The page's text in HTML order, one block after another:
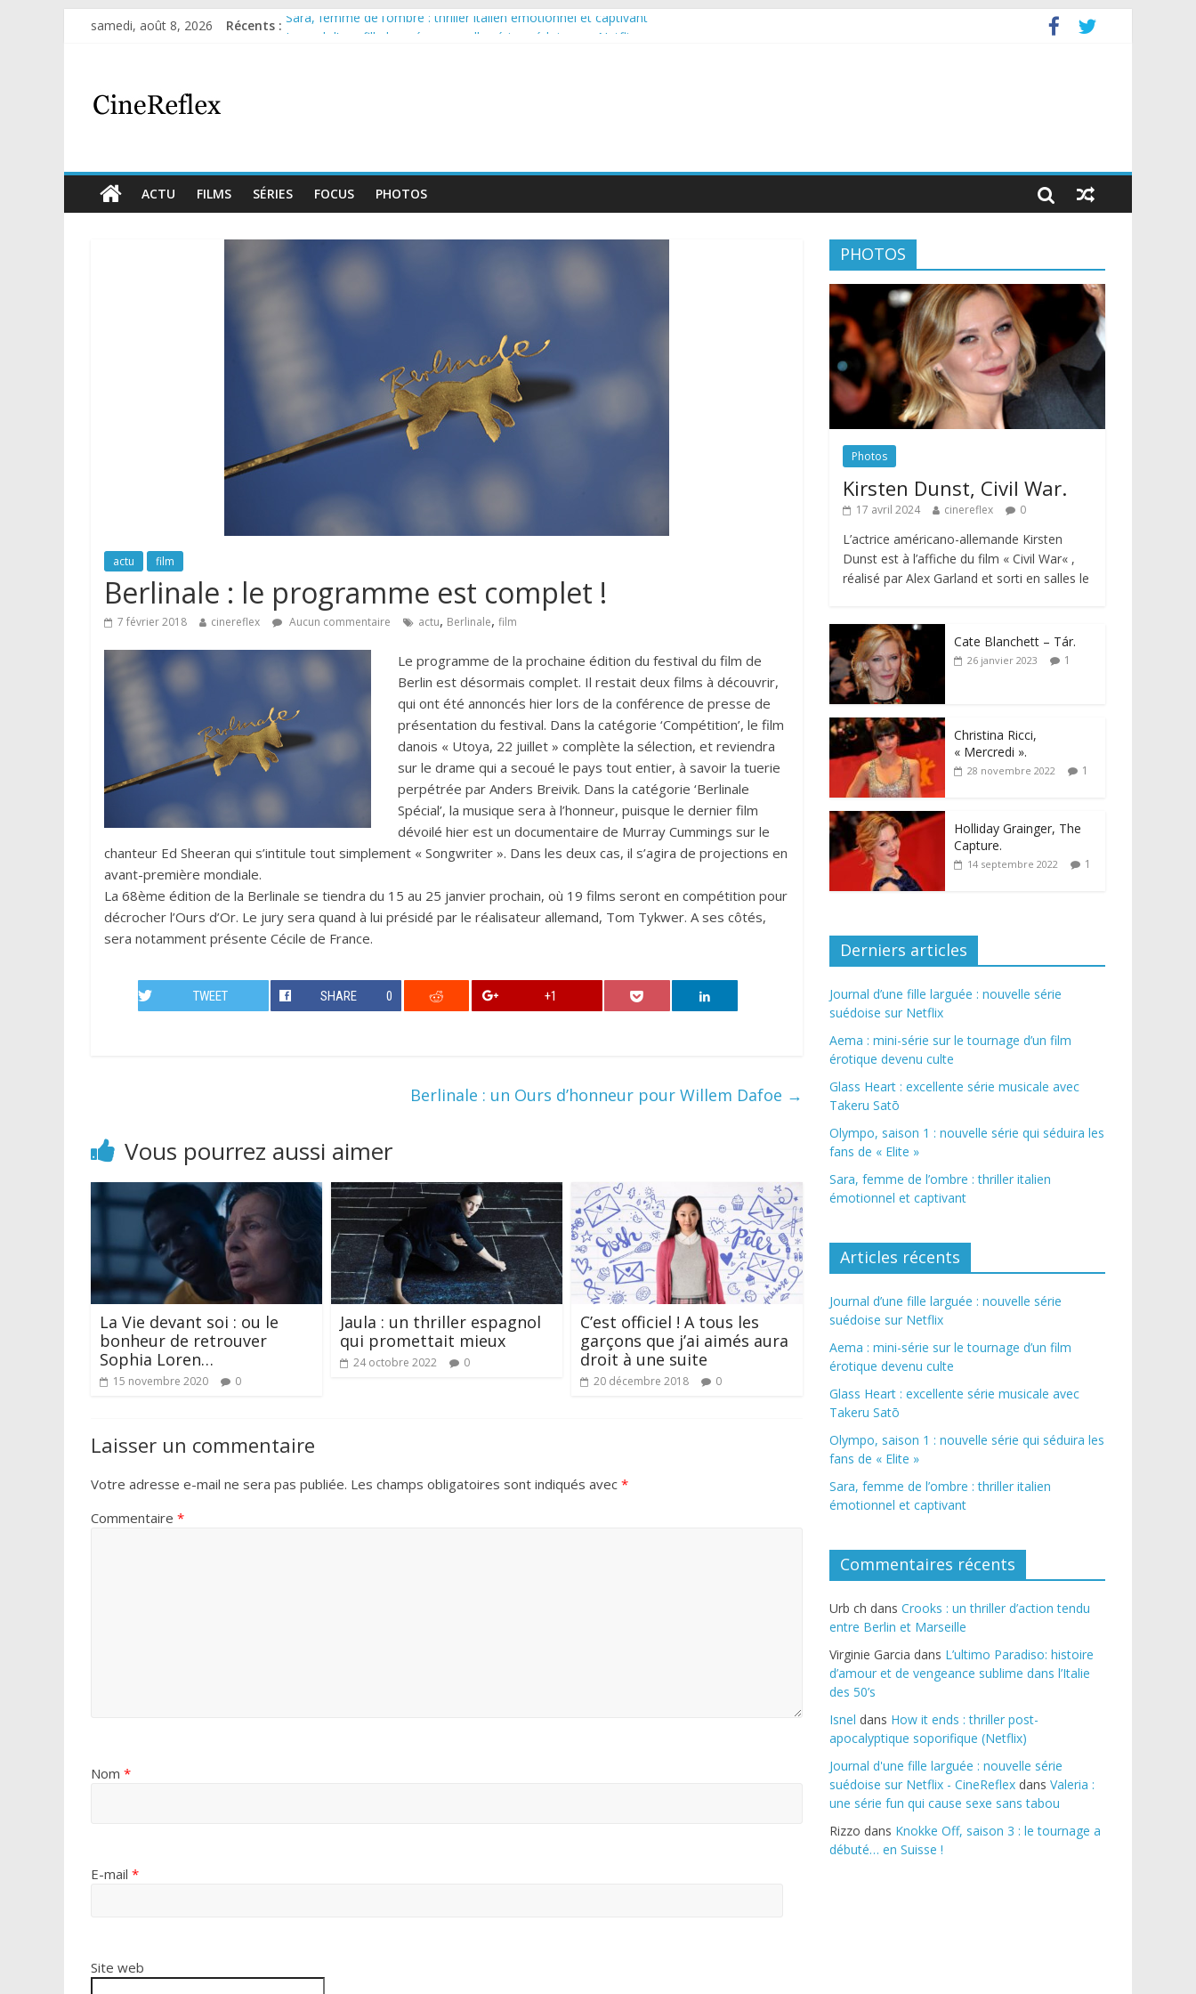
samedi, août 8, 2026 Récents : Sara, femme de l’ombre : thriller italien émotionnel et captivant
ACTU FILMS SÉRIES FOCUS PHOTOS
actu film
Berlinale : le programme est complet !
7 février 2018 cinereflex Aucun commentaire actu, Berlinale, film
Le programme de la prochaine édition du festival du film de
Berlin est désormais complet. Il restait deux films à découvrir,
qui ont été annoncés hier lors de la conférence de presse de
présentation du festival. Dans la catégorie ‘Compétition’, le film
danois « Utoya, 22 juillet » complète la sélection, et reviendra
sur le drame qui a secoué le pays tout entier, à savoir la tuerie
perpétrée par Anders Breivik. Dans la catégorie ‘Berlinale
Spécial’, la musique sera à l’honneur, puisque le dernier film
dévoilé hier est un documentaire de Murray Cummings sur le
chanteur Ed Sheeran qui s’intitule tout simplement « Songwriter ». Dans les deux cas, il s’agira de projections en
avant-première mondiale.
La 68ème édition de la Berlinale se tiendra du 15 au 25 janvier prochain, où 19 films seront en compétition pour
décrocher l’Ours d’Or. Le jury sera quand à lui présidé par le réalisateur allemand, Tom Tykwer. A ses côtés,
sera notamment présente Cécile de France.
TWEET SHARE 0 +1
Berlinale : un Ours d’honneur pour Willem Dafoe →
Vous pourrez aussi aimer
La Vie devant soi : ou le
bonheur de retrouver
Sophia Loren…
15 novembre 2020 0
Jaula : un thriller espagnol
qui promettait mieux
24 octobre 2022 0
C’est officiel ! A tous les
garçons que j’ai aimés aura
droit à une suite
20 décembre 2018 0
Laisser un commentaire
Votre adresse e-mail ne sera pas publiée. Les champs obligatoires sont indiqués avec *
Commentaire *
Nom *
E-mail *
Site web
PHOTOS
Photos
Kirsten Dunst, Civil War.
17 avril 2024 cinereflex 0
L’actrice américano-allemande Kirsten
Dunst est à l’affiche du film « Civil War« ,
réalisé par Alex Garland et sorti en salles le
Cate Blanchett – Tár.
26 janvier 2023 1
Christina Ricci,
« Mercredi ».
28 novembre 2022 1
Holliday Grainger, The
Capture.
14 septembre 2022 1
Derniers articles
Journal d’une fille larguée : nouvelle série
suédoise sur Netflix
Aema : mini-série sur le tournage d’un film
érotique devenu culte
Glass Heart : excellente série musicale avec
Takeru Satō
Olympo, saison 1 : nouvelle série qui séduira les
fans de « Elite »
Sara, femme de l’ombre : thriller italien
émotionnel et captivant
Articles récents
Journal d’une fille larguée : nouvelle série
suédoise sur Netflix
Aema : mini-série sur le tournage d’un film
érotique devenu culte
Glass Heart : excellente série musicale avec
Takeru Satō
Olympo, saison 1 : nouvelle série qui séduira les
fans de « Elite »
Sara, femme de l’ombre : thriller italien
émotionnel et captivant
Commentaires récents
Urb ch dans Crooks : un thriller d’action tendu
entre Berlin et Marseille
Virginie Garcia dans L’ultimo Paradiso: histoire
d’amour et de vengeance sublime dans l’Italie
des 50’s
Isnel dans How it ends : thriller post-
apocalyptique soporifique (Netflix)
Journal d'une fille larguée : nouvelle série
suédoise sur Netflix - CineReflex dans Valeria :
une série fun qui cause sexe sans tabou
Rizzo dans Knokke Off, saison 3 : le tournage a
débuté… en Suisse !